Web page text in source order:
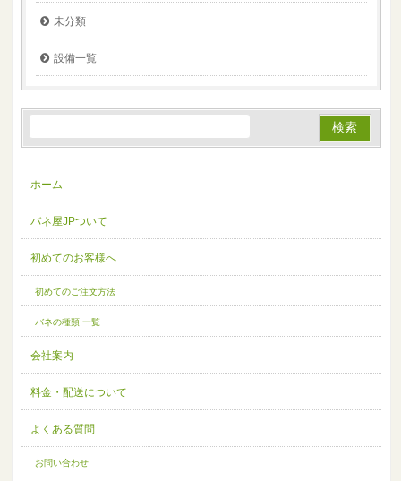
未分類
設備一覧
ホーム
バネ屋JPついて
初めてのお客様へ
初めてのご注文方法
バネの種類 一覧
会社案内
料金・配送について
よくある質問
お問い合わせ